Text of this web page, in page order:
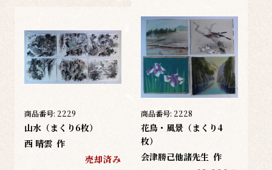
商品番号: 2229
山水（まくり6枚）
西 晴雲 作
売却済み
商品番号: 2228
花鳥・風景（まくり4
枚）
会津勝己他諸先生 作